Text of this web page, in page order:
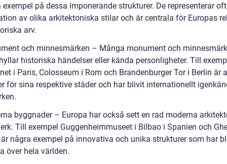
exempel på dessa imponerande strukturer. De representerar
av olika arkitektoniska stilar och är centrala för Europas
arv.
och minnesmärken – Många monument och
historiska händelser eller kända personligheter. Till
i Paris, Colosseum i Rom och Brandenburger Tor i Berlin är
för sina respektive städer och har blivit internationellt
byggnader – Europa har också sett en rad moderna
Till exempel Guggenheimmuseet i Bilbao i Spanien och
några exempel på innovativa och unika strukturer som har
över hela världen.